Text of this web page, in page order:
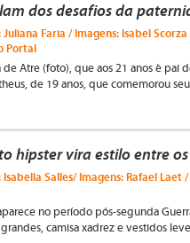
dos desafios da
Faria / Imagens: Isabel
Portal
de Atre (foto), que aos 21 anos é pai
de 19 anos, que comemorou
hipster vira estilo entre
Salles/ Imagens: Rafael
no período pós-segunda
camisa xadrez e vestidos